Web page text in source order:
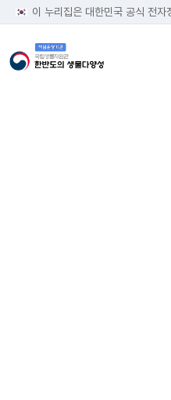
이 누리집은 대한민국 공식 전자